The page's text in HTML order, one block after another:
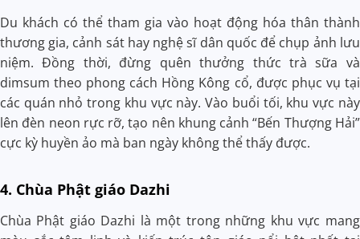
Du khách có thể tham gia vào hoạt động hóa thân thành
thương gia, cảnh sát hay nghệ sĩ dân quốc để chụp ảnh lưu
niệm. Đồng thời, đừng quên thưởng thức trà sữa và
dimsum theo phong cách Hồng Kông cổ, được phục vụ tại
các quán nhỏ trong khu vực này. Vào buổi tối, khu vực này
lên đèn neon rực rỡ, tạo nên khung cảnh “Bến Thượng Hải”
cực kỳ huyền ảo mà ban ngày không thể thấy được.
4. Chùa Phật giáo Dazhi
Chùa Phật giáo Dazhi là một trong những khu vực mang